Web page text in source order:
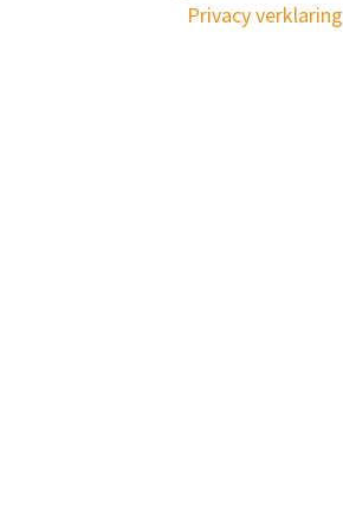
Privacy verklaring